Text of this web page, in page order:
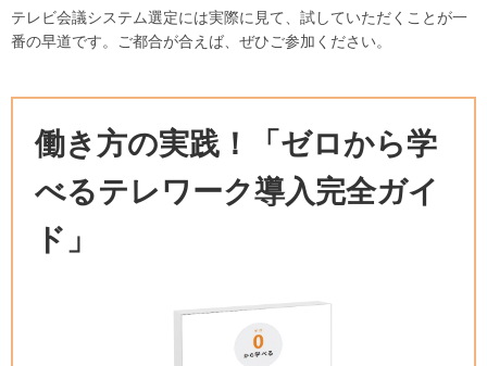
テレビ会議システム選定には実際に見て、試していただくことが一
番の早道です。ご都合が合えば、ぜひご参加ください。
働き方の実践！「ゼロから学
べるテレワーク導入完全ガイ
ド」